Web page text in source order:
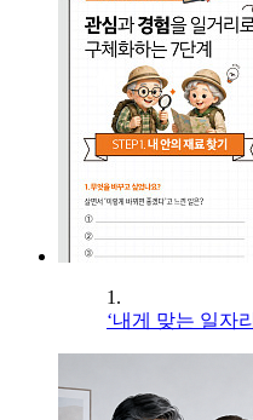
1.
‘내게 맞는 일자